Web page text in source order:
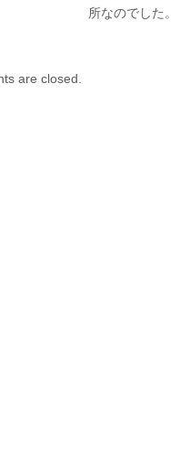
所なのでした。
are closed.